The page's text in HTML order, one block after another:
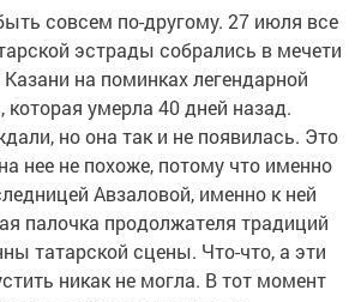
совсем по-другому. 27 июля все
эстрады собрались в мечети
на поминках легендарной
умерла 40 дней назад.
но она так и не появилась. Это
нее не похоже, потому что именно
Авзаловой, именно к ней
палочка продолжателя традиций
татарской сцены. Что-что, а эти
никак не могла. В тот момент